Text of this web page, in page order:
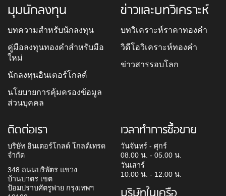
มุมนักลงทุน
บทความสำหรับนักลงทุน
คู่มือลงทุนทองคำสำหรับมือ
ใหม่
นักลงทุนอินเตอร์โกลด์
นโยบายการคุ้มครองข้อมูล
ส่วนบุคคล
ข่าวและบทวิเคราะห์
บทวิเคราะห์ราคาทองคำ
วิดีโอวิเคราะห์ทองคำ
ข่าวสารรอบโลก
ติดต่อเรา
บริษัท อินเตอร์โกลด์ โกลด์เทรด
จำกัด
348 ถนนบริพัตร แขวง
บ้านบาตร เขต
ป้อมปราบศัตรูพ่าย กรุงเทพฯ
เวลาทำการซื้อขาย
วันจันทร์ - ศุกร์
08.00 น. - 05.00 น.
วันเสาร์
10.00 น. - 12.00 น.